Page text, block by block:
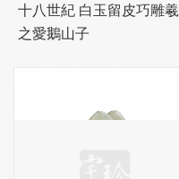
十八世紀 白玉留皮巧雕羲
之愛鵝山子